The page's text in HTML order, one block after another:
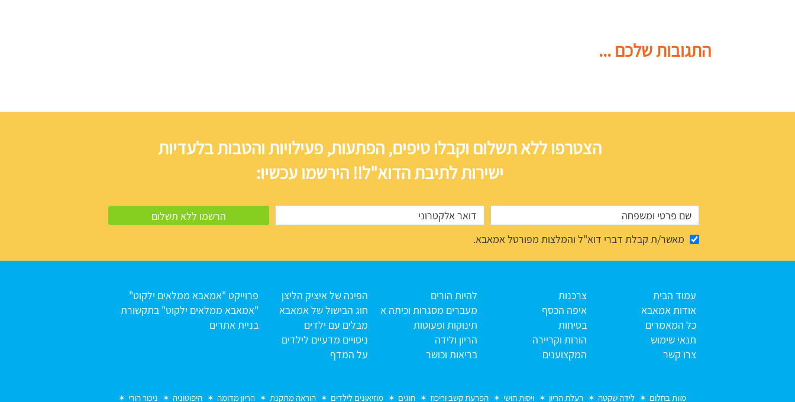
התגובות שלכם ...
הצטרפו ללא תשלום וקבלו טיפים, הפתעות, פעילויות והטבות בלעדיות
ישירות לתיבת הדוא"ל!! הירשמו עכשיו:
מאשר/ת קבלת דברי דוא"ל והמלצות מפורטל אמאבא.
עמוד הבית
אודות אמאבא
כל המאמרים
תנאי שימוש
צרו קשר
צרכנות
איפה הכסף
בטיחות
הורות וקריירה
המקצוענים
להיות הורים
מעברים מסגרות וכיתה א
תינוקות ופעוטות
הריון ולידה
בריאות וכושר
הפינה של איציק הליצן
חוג הבישול של אמאבא
מבלים עם ילדים
ניסויים מדעיים לילדים
על המדף
פרוייקט "אמאבא ממלאים ילקוט"
"אמאבא ממלאים ילקוט" בתקשורת
בניית אתרים
מוות בחלום לידה שקטה רעלת הריון ויסות חושי הפרעת קשב וריכוז חוגים מוזיאונים לילדים הוראה מתקנת הריון מדומה היפוטוניה ניכור הורי